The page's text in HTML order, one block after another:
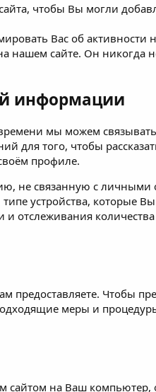
чтобы Вы могли
Вас об активности
нашем сайте. Он никогда
информации
мы можем
для того, чтобы
профиле.
не связанную с личными
устройства, которые Вы
отслеживания количества
Чтобы
меры и
сайтом на Ваш компьютер,